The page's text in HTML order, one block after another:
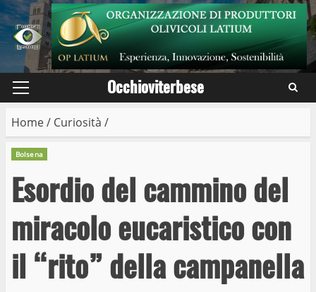
Skip
to
content
Primary
Occhioviterbese
Home/ Curiosità /
Bolsena
Esordio del cammino del
miracolo eucaristico con
il “rito” della campanella